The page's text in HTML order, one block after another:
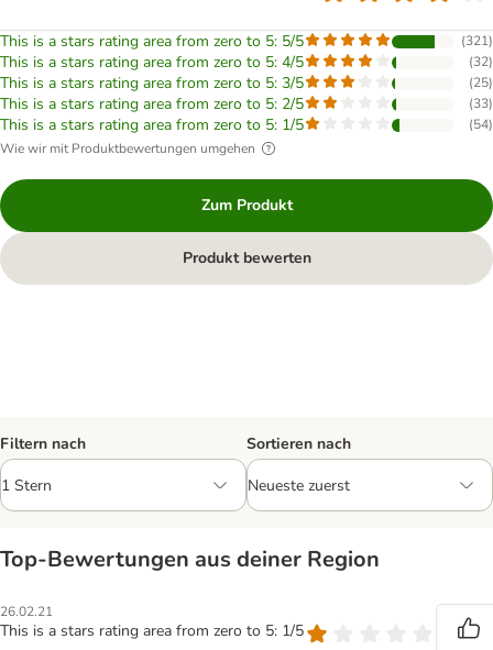
This is a stars rating area from zero to 5: 5/5 (321)
This is a stars rating area from zero to 5: 4/5 (32)
This is a stars rating area from zero to 5: 3/5 (25)
This is a stars rating area from zero to 5: 2/5 (33)
This is a stars rating area from zero to 5: 1/5 (54)
Wie wir mit Produktbewertungen umgehen
Zum Produkt
Produkt bewerten
Filtern nach Sortieren nach
Top‑Bewertungen aus deiner Region
26.02.21
This is a stars rating area from zero to 5: 1/5